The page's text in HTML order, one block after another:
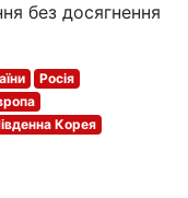
без досягнення
Росія
Корея